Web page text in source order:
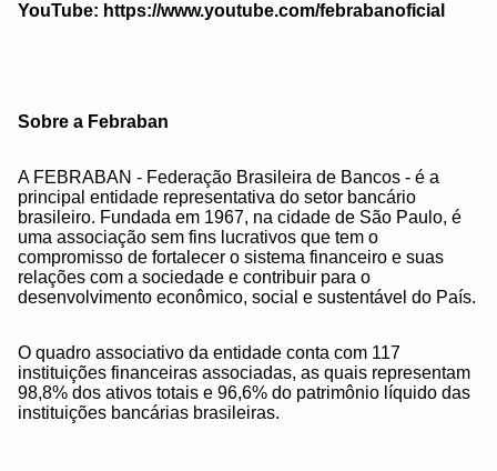
YouTube: https://www.youtube.com/febrabanoficial
Sobre a Febraban
A FEBRABAN - Federação Brasileira de Bancos - é a
principal entidade representativa do setor bancário
brasileiro. Fundada em 1967, na cidade de São Paulo, é
uma associação sem fins lucrativos que tem o
compromisso de fortalecer o sistema financeiro e suas
relações com a sociedade e contribuir para o
desenvolvimento econômico, social e sustentável do País.
O quadro associativo da entidade conta com 117
instituições financeiras associadas, as quais representam
98,8% dos ativos totais e 96,6% do patrimônio líquido das
instituições bancárias brasileiras.